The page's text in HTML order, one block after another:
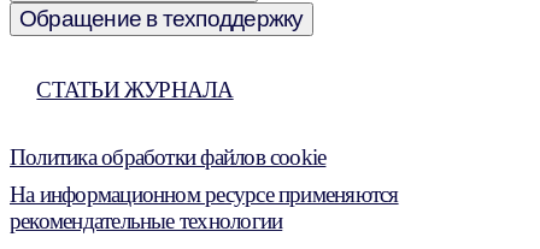
Обращение в техподдержку
СТАТЬИ ЖУРНАЛА
Политика обработки файлов cookie
На информационном ресурсе применяются
рекомендательные технологии